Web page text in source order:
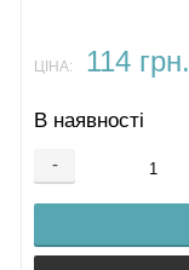
ЦІНА: 114 грн.
В наявності
-